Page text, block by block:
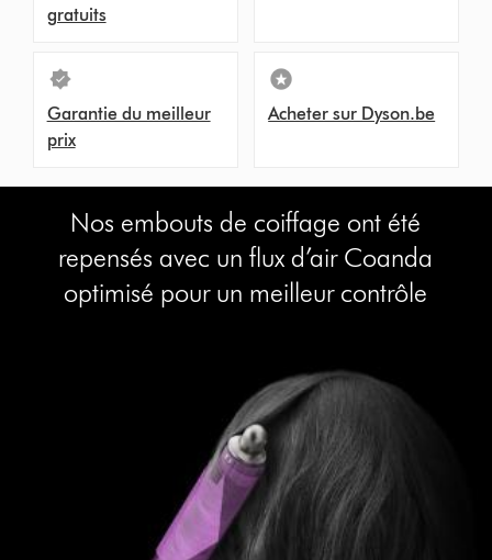
gratuits
Garantie du meilleur
prix
Acheter sur Dyson.be
Nos embouts de coiffage ont été
repensés avec un flux d’air Coanda
optimisé pour un meilleur contrôle